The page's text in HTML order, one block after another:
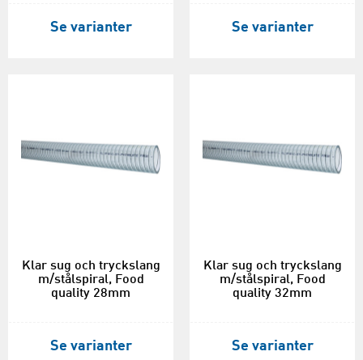
Se varianter Se varianter
Klar sug och tryckslang
m/stålspiral, Food
quality 28mm
Se varianter
Klar sug och tryckslang
m/stålspiral, Food
quality 32mm
Se varianter